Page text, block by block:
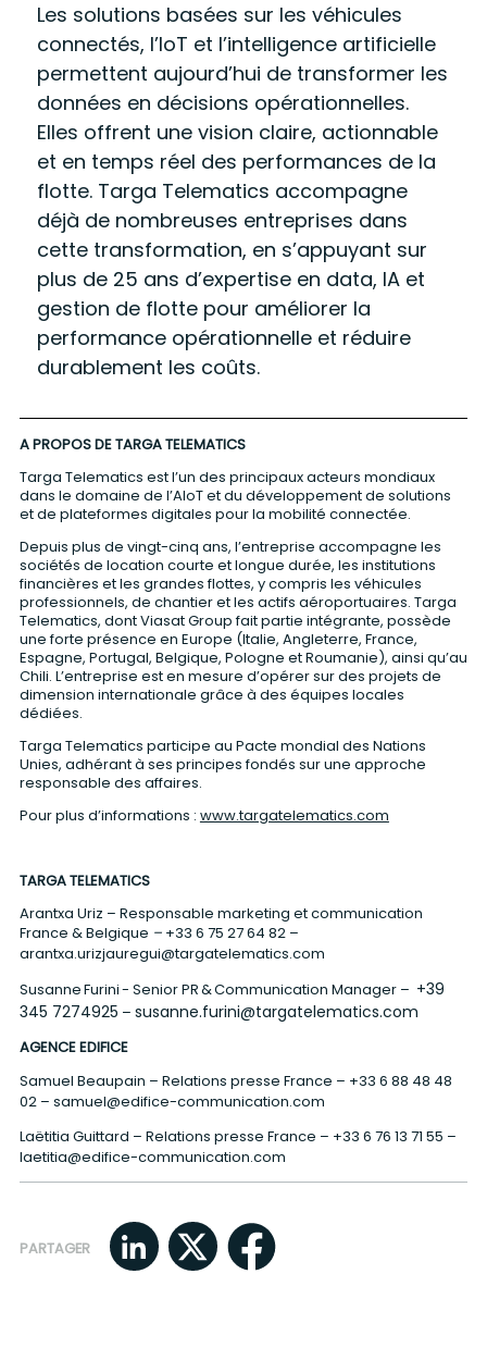
Les solutions basées sur les véhicules
connectés, l’IoT et l’intelligence artificielle
permettent aujourd’hui de transformer les
données en décisions opérationnelles.
Elles offrent une vision claire, actionnable
et en temps réel des performances de la
flotte. Targa Telematics accompagne
déjà de nombreuses entreprises dans
cette transformation, en s’appuyant sur
plus de 25 ans d’expertise en data, IA et
gestion de flotte pour améliorer la
performance opérationnelle et réduire
durablement les coûts.
A PROPOS DE TARGA TELEMATICS
Targa Telematics est l’un des principaux acteurs mondiaux
dans le domaine de l’AIoT et du développement de solutions
et de plateformes digitales pour la mobilité connectée.
Depuis plus de vingt-cinq ans, l’entreprise accompagne les
sociétés de location courte et longue durée, les institutions
financières et les grandes flottes, y compris les véhicules
professionnels, de chantier et les actifs aéroportuaires. Targa
Telematics, dont Viasat Group fait partie intégrante, possède
une forte présence en Europe (Italie, Angleterre, France,
Espagne, Portugal, Belgique, Pologne et Roumanie), ainsi qu’au
Chili. L’entreprise est en mesure d’opérer sur des projets de
dimension internationale grâce à des équipes locales
dédiées.
Targa Telematics participe au Pacte mondial des Nations
Unies, adhérant à ses principes fondés sur une approche
responsable des affaires.
Pour plus d’informations : www.targatelematics.com
TARGA TELEMATICS
Arantxa Uriz – Responsable marketing et communication
France & Belgique –+33 6 75 27 64 82 –
arantxa.urizjauregui@targatelematics.com
Susanne Furini - Senior PR & Communication Manager – +39
345 7274925 – susanne.furini@targatelematics.com
AGENCE EDIFICE
Samuel Beaupain – Relations presse France – +33 6 88 48 48
02– samuel@edifice-communication.com
Laëtitia Guittard – Relations presse France – +33 6 76 13 71 55 –
laetitia@edifice-communication.com
PARTAGER